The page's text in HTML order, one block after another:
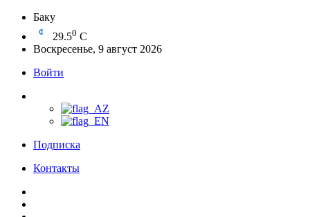
Баку
29.50 C
Воскресенье, 9 август 2026
Войти
Подписка
Контакты